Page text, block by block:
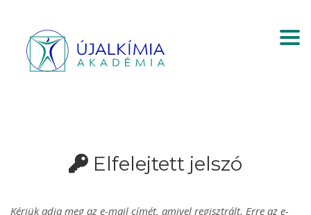
Elfelejtett jelszó
Kérjük adja meg az e-mail címét, amivel regisztrált. Erre az e-